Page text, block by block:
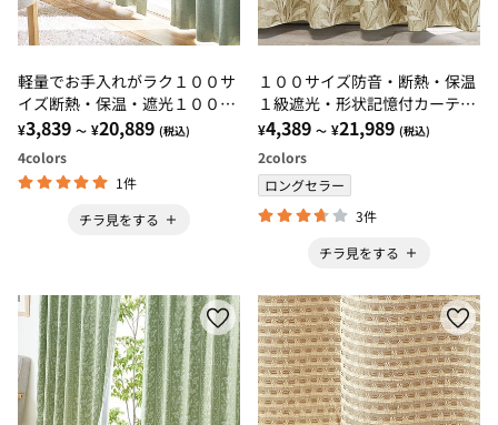
軽量でお手入れがラク１００サ
イズ断熱・保温・遮光１００％
カーテン
¥3,839 ～ ¥20,889 (税込)
4colors
1件
チラ見をする
１００サイズ防音・断熱・保温
１級遮光・形状記憶付カーテ
ン リーフブラウン・リーフブ
ルーグレー
¥4,389 ～ ¥21,989 (税込)
2colors
ロングセラー
3件
チラ見をする